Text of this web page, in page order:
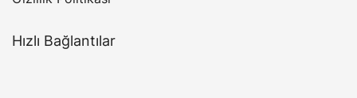
Hızlı Bağlantılar